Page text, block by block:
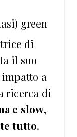
green
di
il suo
a
ricerca di
e slow,
tutto.